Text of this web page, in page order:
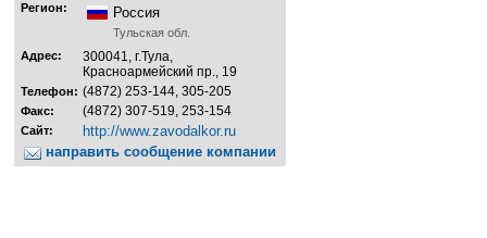
Регион: Россия
Тульская обл.
Адрес:
300041, г.Тула,
Красноармейский пр., 19
Телефон: (4872) 253-144, 305-205
Факс: (4872) 307-519, 253-154
Сайт:
http://www.zavodalkor.ru
направить сообщение компании